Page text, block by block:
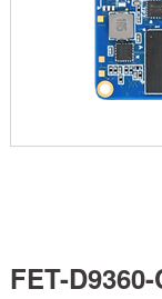
天猫商城
FET-